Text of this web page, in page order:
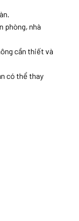
phòng, nhà
cần thiết và
có thể thay